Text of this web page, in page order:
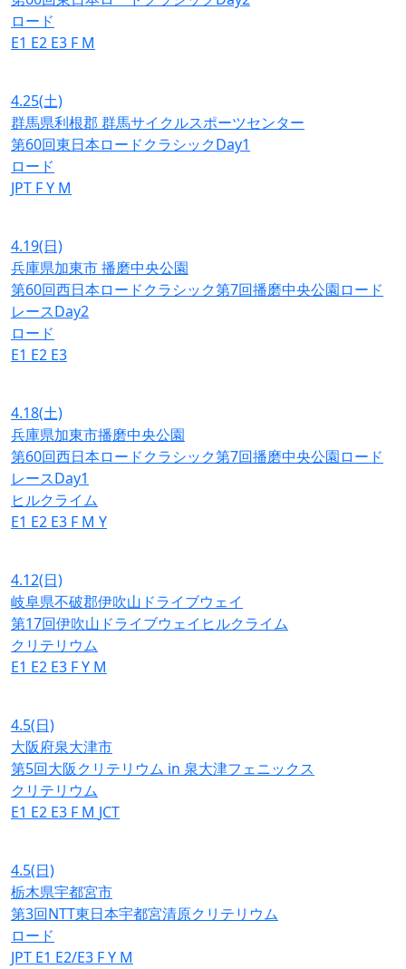
ロード
E1 E2 E3 F M
4.25(土)
群馬県利根郡 群馬サイクルスポーツセンター
第60回東日本ロードクラシックDay1
ロード
JPT FY M
4.19(日)
兵庫県加東市 播磨中央公園
第60回西日本ロードクラシック第7回播磨中央公園ロード
レースDay2
ロード
E1 E2 E3
4.18(土)
兵庫県加東市播磨中央公園
第60回西日本ロードクラシック第7回播磨中央公園ロード
レースDay1
ヒルクライム
E1 E2 E3 F M Y
4.12(日)
岐阜県不破郡伊吹山ドライブウェイ
第17回伊吹山ドライブウェイヒルクライム
クリテリウム
E1 E2 E3 FY M
4.5(日)
大阪府泉大津市
第5回大阪クリテリウム in 泉大津フェニックス
クリテリウム
E1 E2 E3 F M JCT
4.5(日)
栃木県宇都宮市
第3回NTT東日本宇都宮清原クリテリウム
ロード
JPT E1 E2/E3 FY M